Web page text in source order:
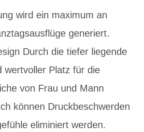
wird ein maximum an
generiert.
Durch die tiefer liegende
wertvoller Platz für die
von Frau und Mann
können Druckbeschwerden
eliminiert werden.